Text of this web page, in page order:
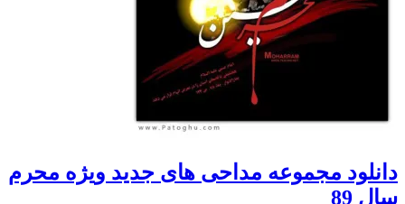
دانلود مجموعه مداحی های جدید ویژه محرم
سال 89